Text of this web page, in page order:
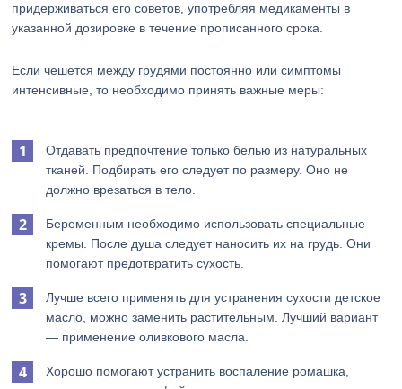
придерживаться его советов, употребляя медикаменты в
указанной дозировке в течение прописанного срока.
Если чешется между грудями постоянно или симптомы
интенсивные, то необходимо принять важные меры:
Отдавать предпочтение только белью из натуральных
тканей. Подбирать его следует по размеру. Оно не
должно врезаться в тело.
Беременным необходимо использовать специальные
кремы. После душа следует наносить их на грудь. Они
помогают предотвратить сухость.
Лучше всего применять для устранения сухости детское
масло, можно заменить растительным. Лучший вариант
— применение оливкового масла.
Хорошо помогают устранить воспаление ромашка,